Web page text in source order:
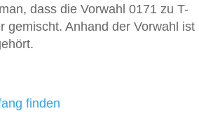
dass die Vorwahl 0171 zu T-
gemischt. Anhand der Vorwahl ist